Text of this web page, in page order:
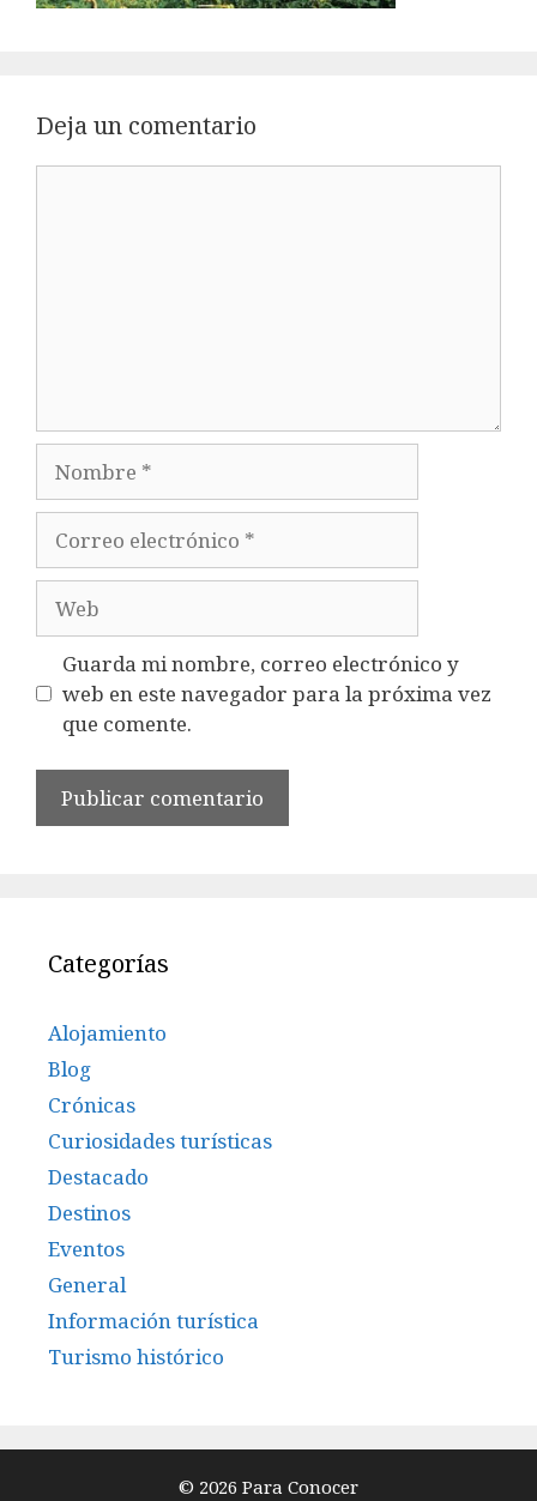
Deja un comentario
Nombre
electrónico
Guarda mi nombre, correo electrónico y
web en este navegador para la próxima vez
que comente.
Categorías
Alojamiento
Blog
Crónicas
Curiosidades turísticas
Destacado
Destinos
Eventos
General
Información turística
Turismo histórico
© 2026 Para Conocer